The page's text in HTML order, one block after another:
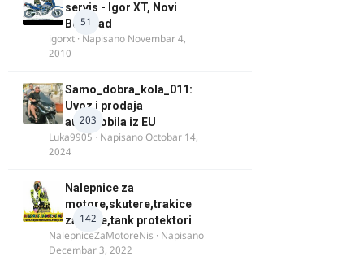
51
servis - Igor XT, Novi
Beograd
igorxt · Napisano Novembar 4,
2010
203
Samo_dobra_kola_011:
Uvoz i prodaja
automobila iz EU
Luka9905 · NapisanoOctobar 14,
2024
142
Nalepnice za
motore,skutere,trakice
za felne,tank protektori
NalepniceZaMotoreNis · Napisano
Decembar 3, 2022